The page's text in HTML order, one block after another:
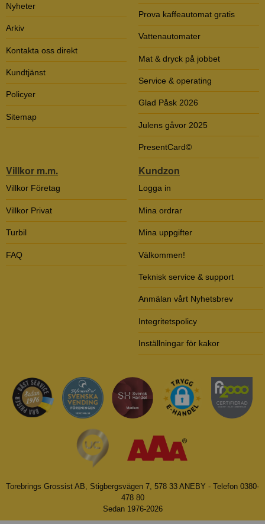
Nyheter
Arkiv
Kontakta oss direkt
Kundtjänst
Policyer
Sitemap
Prova kaffeautomat gratis
Vattenautomater
Mat & dryck på jobbet
Service & operating
Glad Påsk 2026
Julens gåvor 2025
PresentCard©
Villkor m.m.
Villkor Företag
Villkor Privat
Turbil
FAQ
Kundzon
Logga in
Mina ordrar
Mina uppgifter
Välkommen!
Teknisk service & support
Anmälan vårt Nyhetsbrev
Integritetspolicy
Inställningar för kakor
Torebrings Grossist AB, Stigbergsvägen 7, 578 33 ANEBY - Telefon 0380-
478 80
Sedan 1976-2026